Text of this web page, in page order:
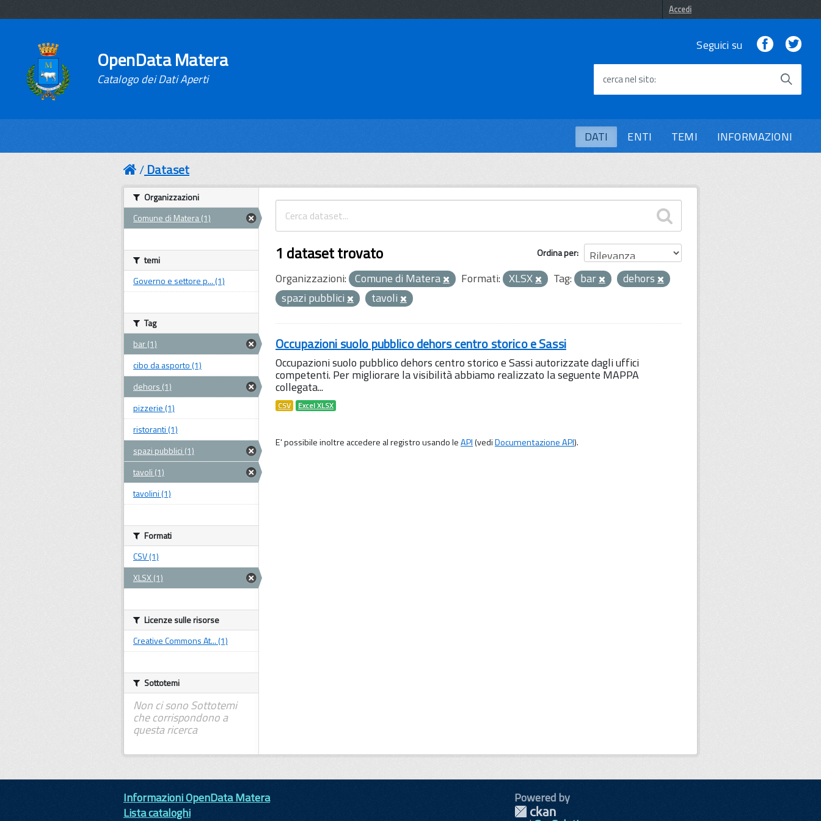
Accedi
OpenData Matera
Catalogo dei Dati Aperti
Seguici su Facebook
cerca nel sito
DATI ENTI TEMI INFORMAZIONI
Dataset
Ordina per
1 dataset trovato
Organizzazioni: Comune di Matera Formati: XLSX Tag: bar
dehors
spazi pubblici
tavoli
Occupazioni suolo pubblico dehors centro storico e Sassi
Occupazioni suolo pubblico dehors centro storico e Sassi autorizzate dagli uffici
competenti. Per migliorare la visibilità abbiamo realizzato la seguente MAPPA
collegata...
CSV Excel XLSX
E' possibile inoltre accedere al registro usando leAPI(vediDocumentazione API).
Organizzazioni
Comune di Matera (1)
temi
Governo e settore p... (1)
Tag
bar (1)
cibo da asporto (1)
dehors (1)
pizzerie (1)
ristoranti (1)
spazi pubblici (1)
tavoli (1)
tavolini (1)
Formati
CSV (1)
XLSX (1)
Licenze sulle risorse
Creative Commons At... (1)
Sottotemi
Non ci sono Sottotemi
che corrispondono a
questa ricerca
Informazioni OpenData Matera
Lista cataloghi
Powered by